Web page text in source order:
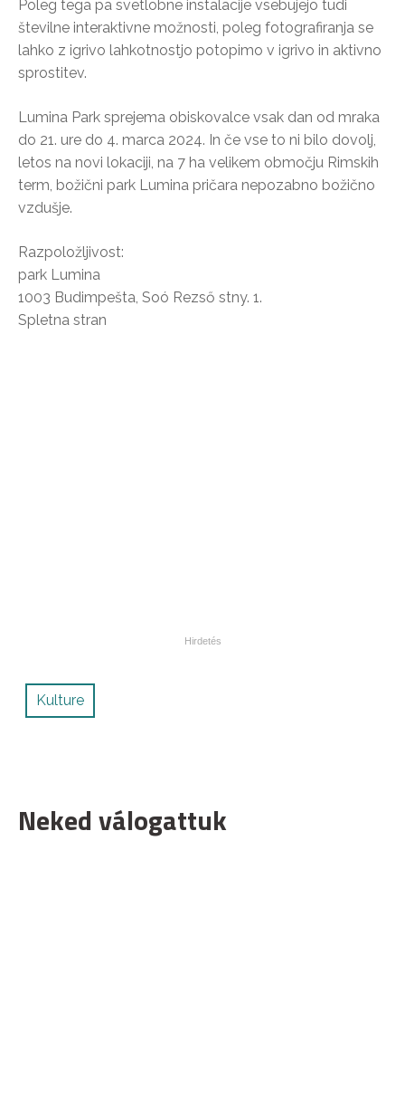
Poleg tega pa svetlobne instalacije vsebujejo tudi
številne interaktivne možnosti, poleg fotografiranja se
lahko z igrivo lahkotnostjo potopimo v igrivo in aktivno
sprostitev.
Lumina Park sprejema obiskovalce vsak dan od mraka
do 21. ure do 4. marca 2024. In če vse to ni bilo dovolj,
letos na novi lokaciji, na 7 ha velikem območju Rimskih
term, božični park Lumina pričara nepozabno božično
vzdušje.
Razpoložljivost:
park Lumina
1003 Budimpešta, Soó Rezső stny. 1.
Spletna stran
Kulture
Neked válogattuk